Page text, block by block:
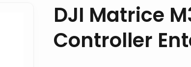
DJI Matrice
Controller